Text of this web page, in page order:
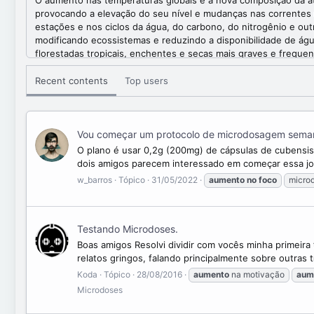
provocando a elevação do seu nível e mudanças nas
estações e nos ciclos da água, do carbono, do nitrogênio e
modificando ecossistemas e reduzindo a disponibilidade de
florestadas tropicais, enchentes e secas mais graves e
e de frio. As mudanças produzidas pelo aquecimento global
uma grande redistribuição geográfica da biodiversidade, o
problemas sérios para a produção de alimentos, o
regionais ainda são difíceis de prever de maneira exata, mas
pobres e com menos recursos para adaptação. Mesmo que
emitidos não se manifesta de imediato e eles permanecem
adaptação às consequências inevitáveis do aquecimento.
destas emissões o mais rápido possível, a fim de minimizar
adiante, e algumas das consequências mais graves, como a
em geral trabalham hoje para evitar uma elevação da
de elevação de 3,5 °C a União Internacional para a
elevação superar os 4 °C, uma possibilidade que não está
escala tal que comprometerão irremediavelmente a maior
semelhante ao que hoje está em curso, prevê-se para um
Recent contents Top users
Vou começar um protocolo de microdosagem
O plano é usar 0,2g (200mg) de cápsulas de
dois amigos parecem interessado em começar essa
w_barros Tópico 31/05/2022 aumento no foco
Testando Microdoses.
Boas amigos Resolvi dividir com vocês minha
relatos gringos, falando principalmente sobre outras
Koda Tópico 28/08/2016 aumento na motivação
Microdoses